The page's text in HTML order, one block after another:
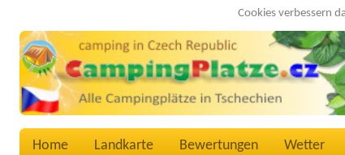
Cookies verbessern
Home Landkarte Bewertungen Wetter